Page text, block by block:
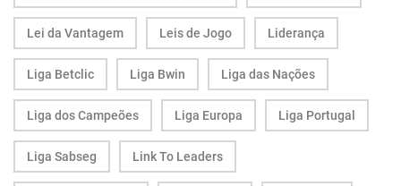
Lei da Vantagem Leis de Jogo Liderança
Liga Betclic Liga Bwin Liga das Nações
Liga dos Campeões Liga Europa Liga Portugal
Liga Sabseg Link To Leaders